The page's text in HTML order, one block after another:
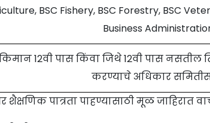
BSC Fishery, BSC Forestry, BSC
Business
12वी पास किंवा जिथे 12वी पास
करण्याचे अधिकार
शैक्षणिक पात्रता पाहण्यासाठी मूळ जाहिरात